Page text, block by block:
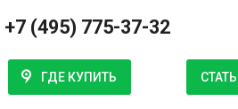
+7 (495) 775-37-32
ГДЕ КУПИТЬ